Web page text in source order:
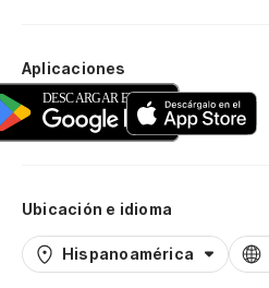
Aplicaciones
Ubicación e idioma
Hispanoamérica